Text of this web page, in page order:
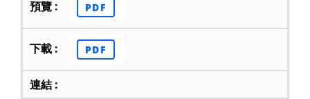
PDF
PDF